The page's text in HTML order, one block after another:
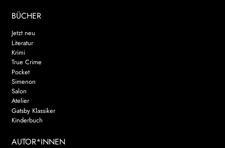
BÜCHER
Jetzt neu
Literatur
Krimi
True Crime
Pocket
Simenon
Salon
Atelier
Gatsby Klassiker
Kinderbuch
AUTOR*INNEN